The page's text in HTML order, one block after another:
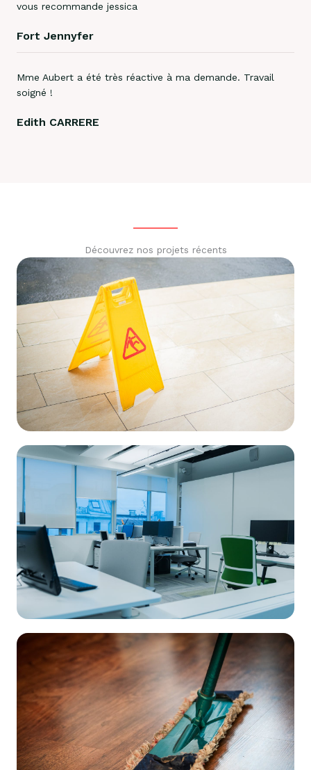
vous recommande jessica
Fort Jennyfer
Mme Aubert a été très réactive à ma demande. Travail
soigné !
Edith CARRERE
Découvrez nos projets récents